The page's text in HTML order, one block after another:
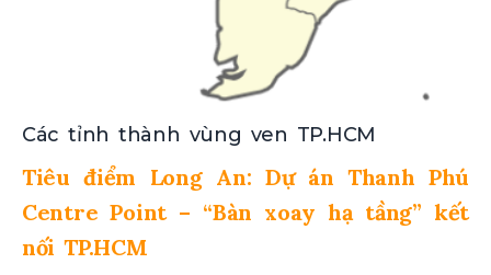
Các tỉnh thành vùng ven TP.HCM
Tiêu điểm Long An: Dự án Thanh Phú
Centre Point – “Bàn xoay hạ tầng” kết
nối TP.HCM